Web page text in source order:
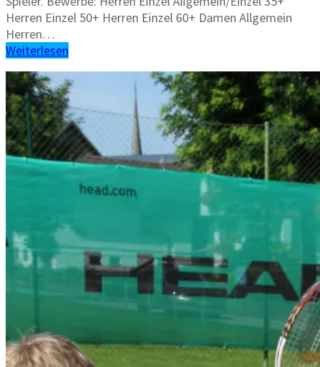
Herren Einzel 50+ Herren Einzel 60+ Damen Allgemein
Herren…
Weiterlesen